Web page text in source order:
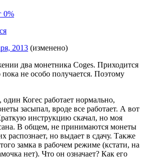
0%
2013 (изменено)
два монетника Coges. Приходится
пока не особо получается. Поэтому
Когес работает нормально,
засыпал, вроде все работает. А вот
инструкцию скачал, но моя
В общем, не принимаются монеты
распознает, но выдает в сдачу. Также
замка в рабочем режиме (кстати, на
нет). Что он означает? Как его